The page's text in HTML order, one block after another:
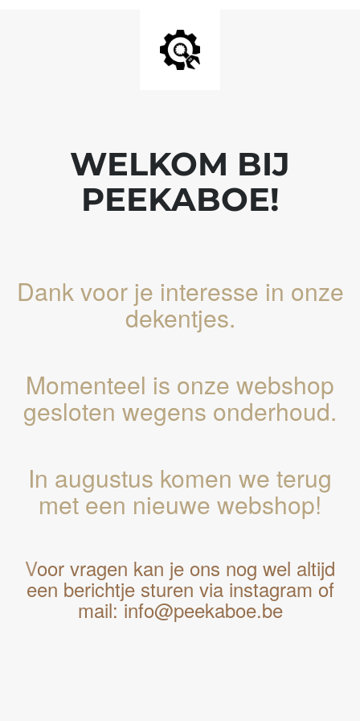
WELKOM BIJ
PEEKABOE!
Dank voor je interesse in onze
dekentjes.
Momenteel is onze webshop
gesloten wegens onderhoud.
In augustus komen we terug
met een nieuwe webshop!
Voor vragen kan je ons nog wel altijd
een berichtje sturen via instagram of
mail: info@peekaboe.be